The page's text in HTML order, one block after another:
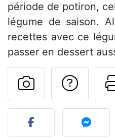
période de potiron,
légume de saison.
recettes avec ce
passer en dessert
Publier